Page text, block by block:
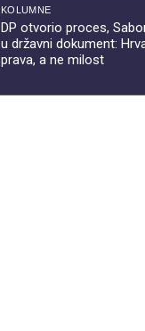
KOLUMNE
DP otvorio proces,
u državni dokument:
prava, a ne milost